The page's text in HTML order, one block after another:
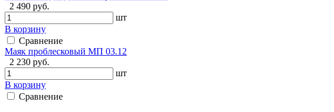
2 490 руб.
шт
В корзину
Сравнение
Маяк проблесковый МП 03.12
2 230 руб.
шт
В корзину
Сравнение